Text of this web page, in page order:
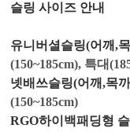
슬링 사이즈 안내
유니버셜슬링(어깨,
(150~185cm), 특대
넷배쓰슬링(어깨,목
(150~185cm)
RGO하이백패딩형